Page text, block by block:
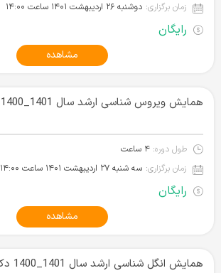
زمان برگزاری: دوشنبه ۲۶ اردیبهشت ۱۴۰۱‌ ساعت ۱۴:۰۰
رایگان
مشاهده
همایش ویروس شناسی ارشد سال 1401_1400 دکتر یزدانی
طول دوره: ۴ ساعت
زمان برگزاری: سه شنبه ۲۷ اردیبهشت ۱۴۰۱‌ ساعت ۱۴:۰۰
رایگان
مشاهده
همایش انگل شناسی ارشد سال 1401_1400 دکتر بهروان